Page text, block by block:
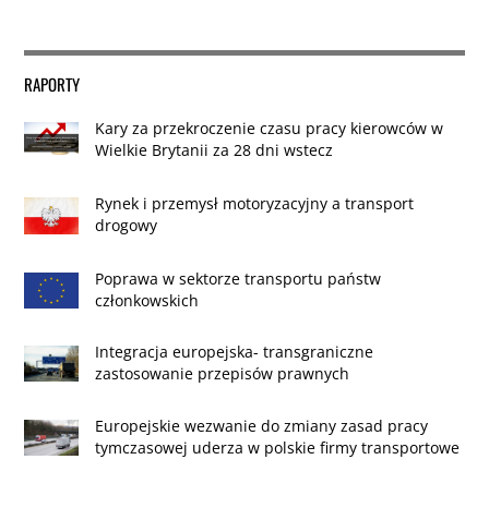
RAPORTY
Kary za przekroczenie czasu pracy kierowców w
Wielkie Brytanii za 28 dni wstecz
Rynek i przemysł motoryzacyjny a transport
drogowy
Poprawa w sektorze transportu państw
członkowskich
Integracja europejska- transgraniczne
zastosowanie przepisów prawnych
Europejskie wezwanie do zmiany zasad pracy
tymczasowej uderza w polskie firmy transportowe